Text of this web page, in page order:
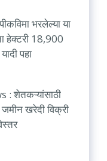
भरलेल्या या
हेक्टरी 18,900
पहा
शेतकऱ्यांसाठी
खरेदी विक्री